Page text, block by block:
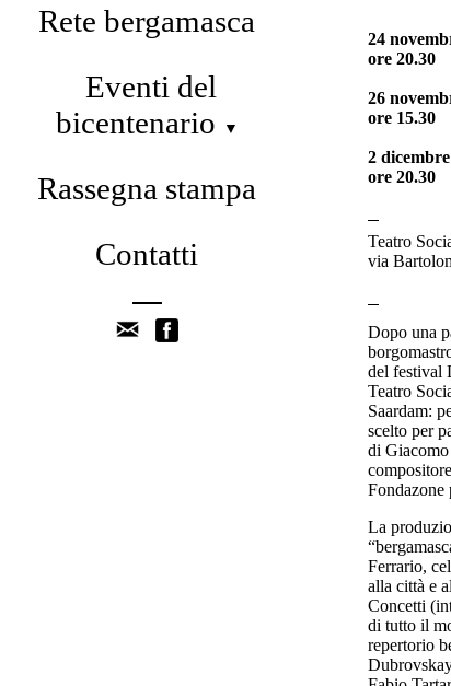
Rete bergamasca
Eventi del
bicentenario
▼
Rassegna stampa
Contatti
24
ore 20.30
26
ore 15.30
2 dicembre
ore 20.30
Teatro
via
Dopo una
del festival
Teatro
Saardam:
scelto per
di Giacomo
Fondazone
La
Ferrario,
alla città e
Concetti
di tutto il
repertorio